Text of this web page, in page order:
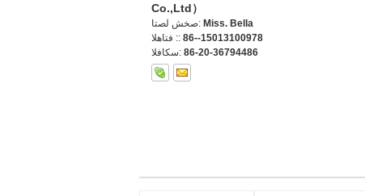
Co.,Ltd）
اتصل شخص: Miss. Bella
الهاتف :: 86--15013100978
الفاكس: 86-20-36794486